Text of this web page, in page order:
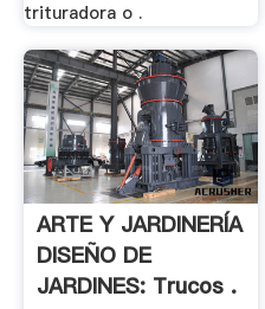
trituradora o .
ARTE Y JARDINERÍA
DISEÑO DE
JARDINES: Trucos .